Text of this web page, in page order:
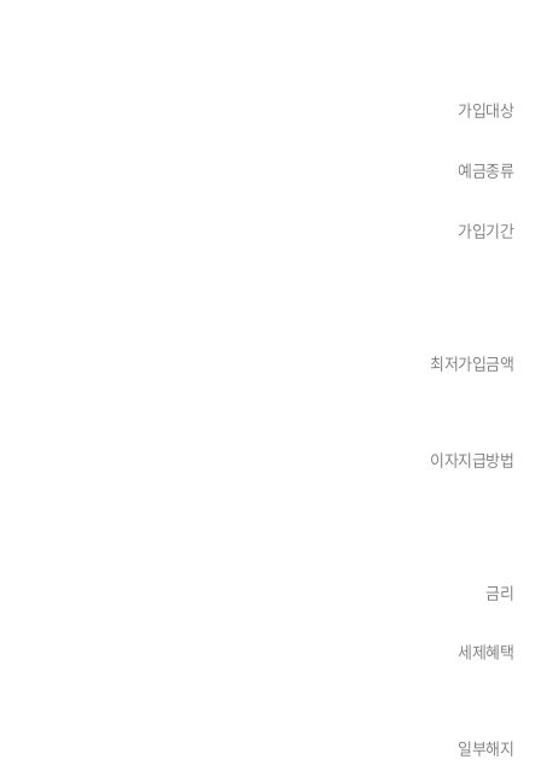
가입대상
예금종류
가입기간
최저가입금액
이자지급방법
금리
세제혜택
일부해지